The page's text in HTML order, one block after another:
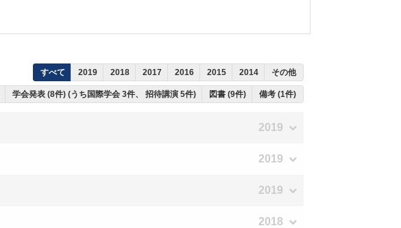
すべて 2019 2018 2017 2016 2015 2014 その他
学会発表 (8件) (うち国際学会 3件、 招待講演 5件) 図書 (9件) 備考 (1件)
2019
2019
2019
2018